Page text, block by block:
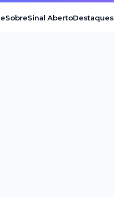
SobreSinal AbertoDestaques